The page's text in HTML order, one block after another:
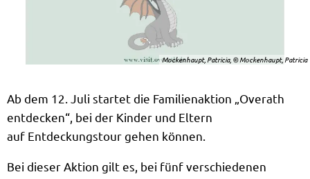
Mockenhaupt, Patricia, © Mockenhaupt, Patricia
Ab dem 12. Juli startet die Familienaktion „Overath
entdecken“, bei der Kinder und Eltern
auf Entdeckungstour gehen können.
Bei dieser Aktion gilt es, bei fünf verschiedenen